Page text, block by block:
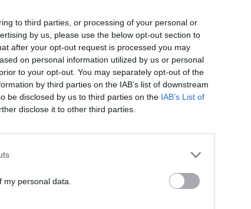
to third parties, or processing of your personal or
by us, please use the below opt-out section to
after your opt-out request is processed you may
on personal information utilized by us or personal
to your opt-out. You may separately opt-out of the
by third parties on the IAB’s list of downstream
be disclosed by us to third parties on the IAB’s List of
disclose it to other third parties.
personal data.
un’apposita
Lorenzo Pierazzi,
Scolastica